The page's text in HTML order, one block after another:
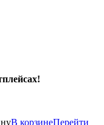
В корзинеПерейти